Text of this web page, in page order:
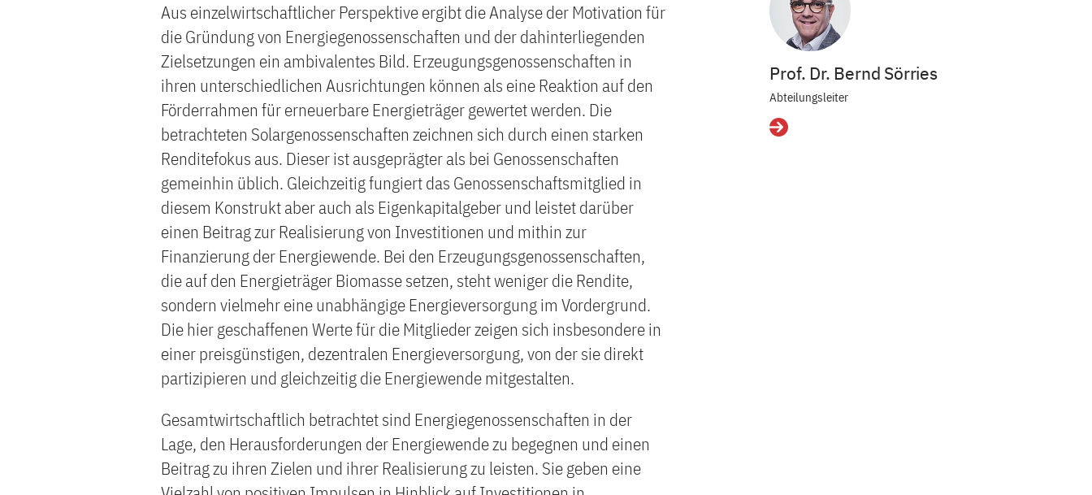
Aus einzelwirtschaftlicher Perspektive ergibt die Analyse der Motivation für
die Gründung von Energiegenossenschaften und der dahinterliegenden
Zielsetzungen ein ambivalentes Bild. Erzeugungsgenossenschaften in
ihren unterschiedlichen Ausrichtungen können als eine Reaktion auf den
Förderrahmen für erneuerbare Energieträger gewertet werden. Die
betrachteten Solargenossenschaften zeichnen sich durch einen starken
Renditefokus aus. Dieser ist ausgeprägter als bei Genossenschaften
gemeinhin üblich. Gleichzeitig fungiert das Genossenschaftsmitglied in
diesem Konstrukt aber auch als Eigenkapitalgeber und leistet darüber
einen Beitrag zur Realisierung von Investitionen und mithin zur
Finanzierung der Energiewende. Bei den Erzeugungsgenossenschaften,
die auf den Energieträger Biomasse setzen, steht weniger die Rendite,
sondern vielmehr eine unabhängige Energieversorgung im Vordergrund.
Die hier geschaffenen Werte für die Mitglieder zeigen sich insbesondere in
einer preisgünstigen, dezentralen Energieversorgung, von der sie direkt
partizipieren und gleichzeitig die Energiewende mitgestalten.
Gesamtwirtschaftlich betrachtet sind Energiegenossenschaften in der
Lage, den Herausforderungen der Energiewende zu begegnen und einen
Beitrag zu ihren Zielen und ihrer Realisierung zu leisten. Sie geben eine
Prof. Dr. Bernd Sörries
Abteilungsleiter
Details